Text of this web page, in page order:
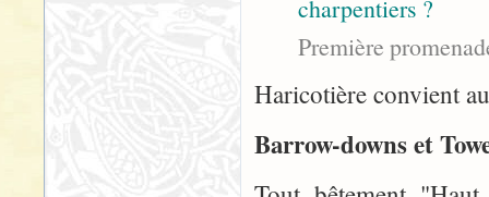
charpentiers ?
Première
Haricotière convient
Barrow-downs et